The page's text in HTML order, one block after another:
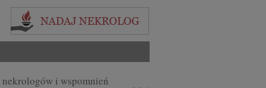
nekrologów i wspomnień